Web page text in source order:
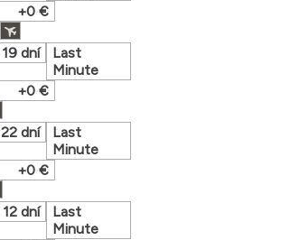
+0 €
19 dní
Last
Minute
+0 €
22 dní
Last
Minute
+0 €
12 dní
Last
Minute